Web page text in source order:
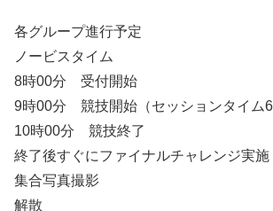
各グループ進行予定
ノービスタイム
8時00分 受付開始
9時00分 競技開始（セッションタイム6
10時00分 競技終了
終了後すぐにファイナルチャレンジ実施
集合写真撮影
解散